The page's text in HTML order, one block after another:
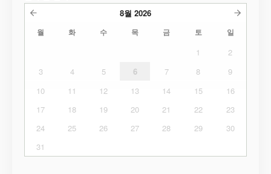
8월 2026
월 화 수 목 금 토 일
1
2
3
4 5 6 7 8
9
10
11 12 13 14 15
16
17
18 19 20 21 22
23
24
25 26 27 28 29
30
31